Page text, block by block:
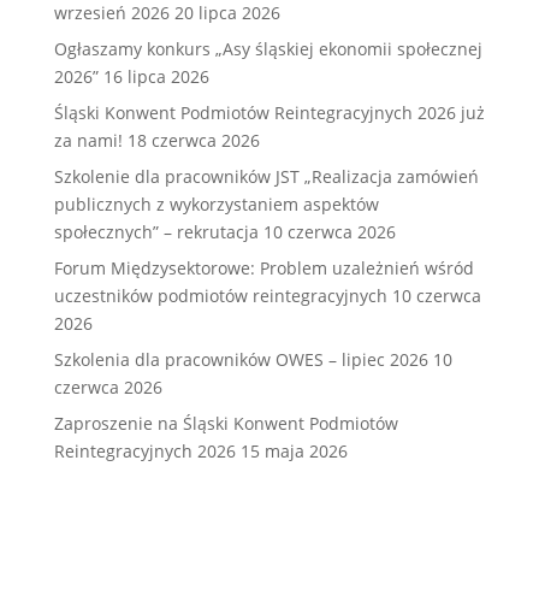
wrzesień 2026 20 lipca 2026
Ogłaszamy konkurs „Asy śląskiej ekonomii społecznej
2026” 16 lipca 2026
Śląski Konwent Podmiotów Reintegracyjnych 2026 już
za nami! 18 czerwca 2026
Szkolenie dla pracowników JST „Realizacja zamówień
publicznych z wykorzystaniem aspektów
społecznych” – rekrutacja 10 czerwca 2026
Forum Międzysektorowe: Problem uzależnień wśród
uczestników podmiotów reintegracyjnych 10 czerwca
2026
Szkolenia dla pracowników OWES – lipiec 2026 10
czerwca 2026
Zaproszenie na Śląski Konwent Podmiotów
Reintegracyjnych 2026 15 maja 2026